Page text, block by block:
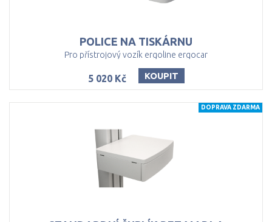
POLICE NA TISKÁRNU
Pro přístrojový vozík ergoline ergocar
5 020 Kč KOUPIT
DOPRAVA ZDARMA